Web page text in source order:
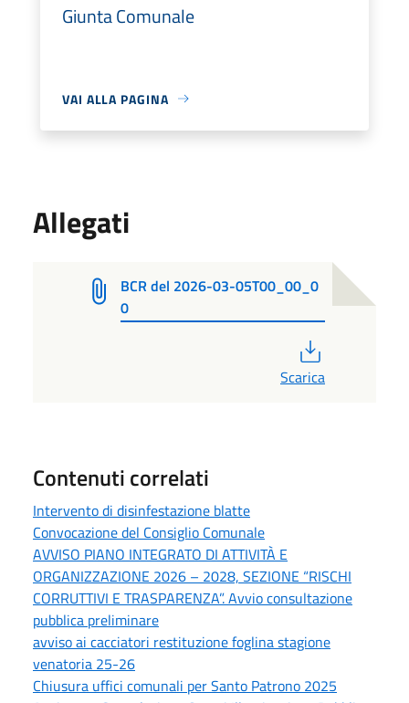
Giunta Comunale
VAI ALLA PAGINA
Allegati
BCR del 2026-03-05T00_00_0
0
Scarica
Contenuti correlati
Intervento di disinfestazione blatte
Convocazione del Consiglio Comunale
AVVISO PIANO INTEGRATO DI ATTIVITÀ E
ORGANIZZAZIONE 2026 – 2028, SEZIONE “RISCHI
CORRUTTIVI E TRASPARENZA”. Avvio consultazione
pubblica preliminare
avviso ai cacciatori restituzione foglina stagione
venatoria 25-26
Chiusura uffici comunali per Santo Patrono 2025